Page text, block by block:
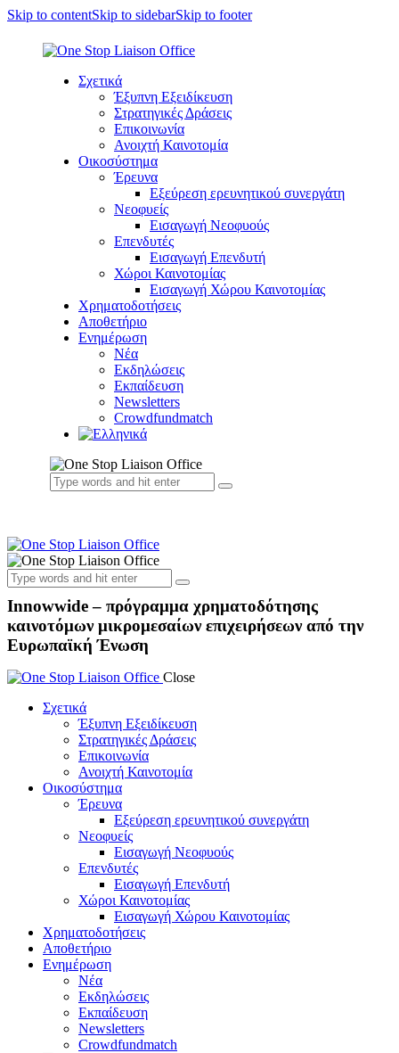
Skip to contentSkip to sidebarSkip to footer
Σχετικά
Έξυπνη Εξειδίκευση
Στρατηγικές Δράσεις
Επικοινωνία
Ανοιχτή Καινοτομία
Οικοσύστημα
Έρευνα
Εξεύρεση ερευνητικού συνεργάτη
Νεοφυείς
Εισαγωγή Νεοφυούς
Επενδυτές
Εισαγωγή Επενδυτή
Χώροι Καινοτομίας
Εισαγωγή Χώρου Καινοτομίας
Χρηματοδοτήσεις
Αποθετήριο
Ενημέρωση
Νέα
Εκδηλώσεις
Εκπαίδευση
Newsletters
Crowdfundmatch
Innowwide – πρόγραμμα χρηματοδότησης
καινοτόμων μικρομεσαίων επιχειρήσεων από την
Ευρωπαϊκή Ένωση
Close
Σχετικά
Έξυπνη Εξειδίκευση
Στρατηγικές Δράσεις
Επικοινωνία
Ανοιχτή Καινοτομία
Οικοσύστημα
Έρευνα
Εξεύρεση ερευνητικού συνεργάτη
Νεοφυείς
Εισαγωγή Νεοφυούς
Επενδυτές
Εισαγωγή Επενδυτή
Χώροι Καινοτομίας
Εισαγωγή Χώρου Καινοτομίας
Χρηματοδοτήσεις
Αποθετήριο
Ενημέρωση
Νέα
Εκδηλώσεις
Εκπαίδευση
Newsletters
Crowdfundmatch